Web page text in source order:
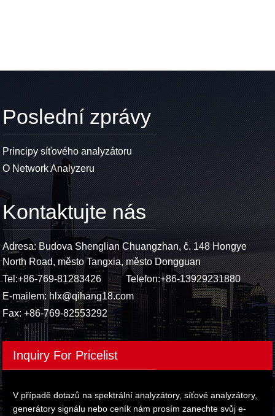
Poslední zprávy
Principy síťového analyzátoru
O Network Analyzeru
Kontaktujte nás
Adresa: Budova Shenglian Chuangzhan, č. 148 Hongye
North Road, město Tangxia, město Dongguan
Tel:+86-769-81283426 Telefon:+86-13929231880
E-mailem:hlx@qihang18.com
Fax: +86-769-82553292
Inquiry For Pricelist
V případě dotazů na spektrální analyzátory, síťové analyzátory,
generátory signálu nebo ceník nám prosím zanechte svůj e-